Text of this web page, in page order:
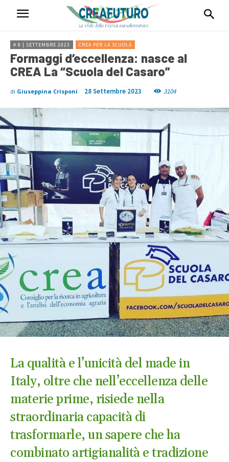
# 8 | SETTEMBRE 2023 CREA PER LA SCUOLA
Formaggi d’eccellenza: nasce al
CREA La “Scuola del Casaro”
di Giuseppina Crisponi 28 Settembre 2023 3104
La qualità e l’unicità del made in
Italy, oltre che nell’eccellenza delle
materie prime, risiede nella
straordinaria capacità di
trasformarle, un sapere che ha
combinato artigianalità e tradizione